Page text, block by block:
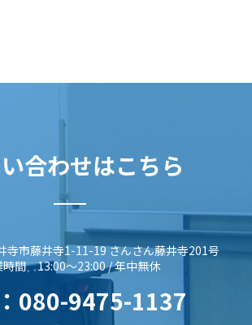
合わせはこちら
寺市藤井寺1-11-19 さんさん藤井寺201号
時間 13:00～23:00 / 年中無休
080-9475-1137